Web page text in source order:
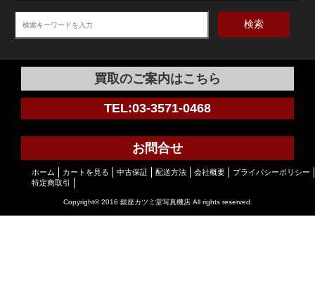
検索
買取のご案内はこちら
TEL:03-3571-0468
お問合せ
ホーム カートを見る 中古保証 配送方法 会社概要
プライバシーポリシー
特定商取引
Copyright© 2016 銀座カツミ堂写真機店 All rights reserved.